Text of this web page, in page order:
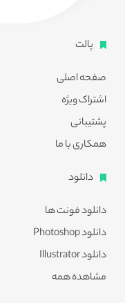
پالت
صفحه اصلی
اشتراک ویژه
پشتیبانی
همکاری با ما
دانلود
دانلود فونت ها
دانلود Photoshop
دانلود Illustrator
مشاهده همه